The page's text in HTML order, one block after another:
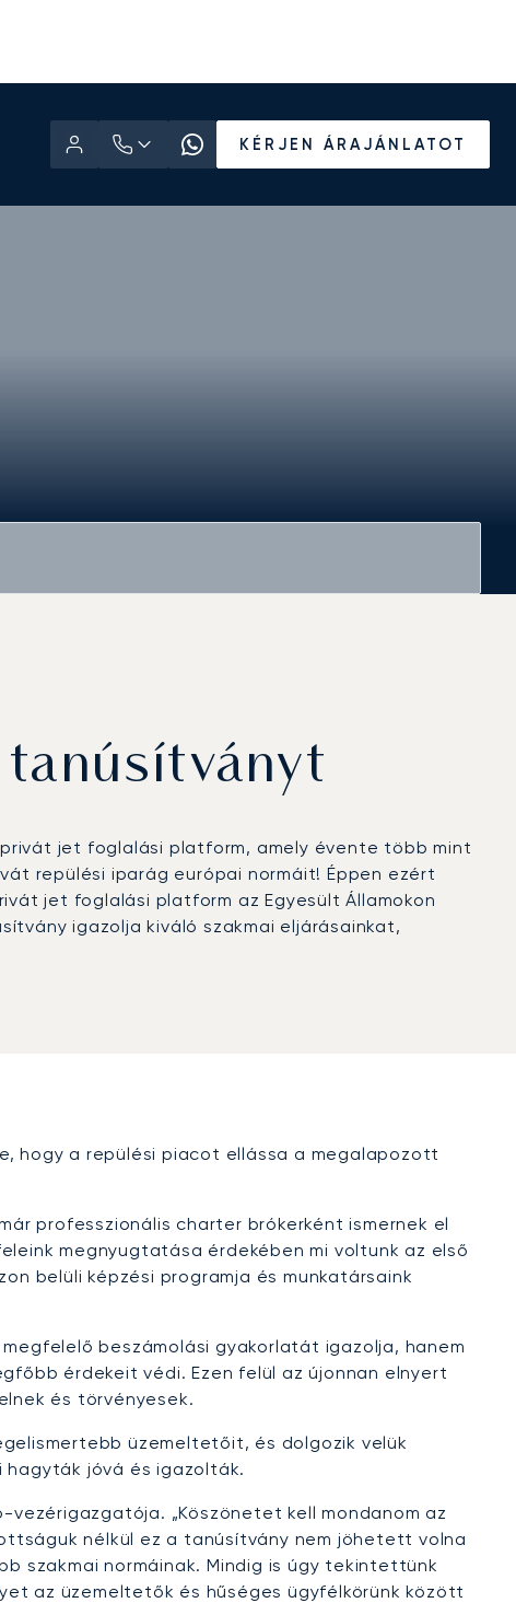
KÉRJEN ÁRAJÁNLATOT
tanúsítványt
jet foglalási platform, amely évente több mint
repülési iparág európai normáit! Éppen ezért
jet foglalási platform az Egyesült Államokon
igazolja kiváló szakmai eljárásainkat,
hogy a repülési piacot ellássa a megalapozott
professzionális charter brókerként ismernek el
megnyugtatása érdekében mi voltunk az első
belüli képzési programja és munkatársaink
beszámolási gyakorlatát igazolja, hanem
érdekeit védi. Ezen felül az újonnan elnyert
és törvényesek.
üzemeltetőit, és dolgozik velük
jóvá és igazolták.
vezérigazgatója. „Köszönetet kell mondanom az
nélkül ez a tanúsítvány nem jöhetett volna
szakmai normáinak. Mindig is úgy tekintettünk
az üzemeltetők és hűséges ügyfélkörünk között